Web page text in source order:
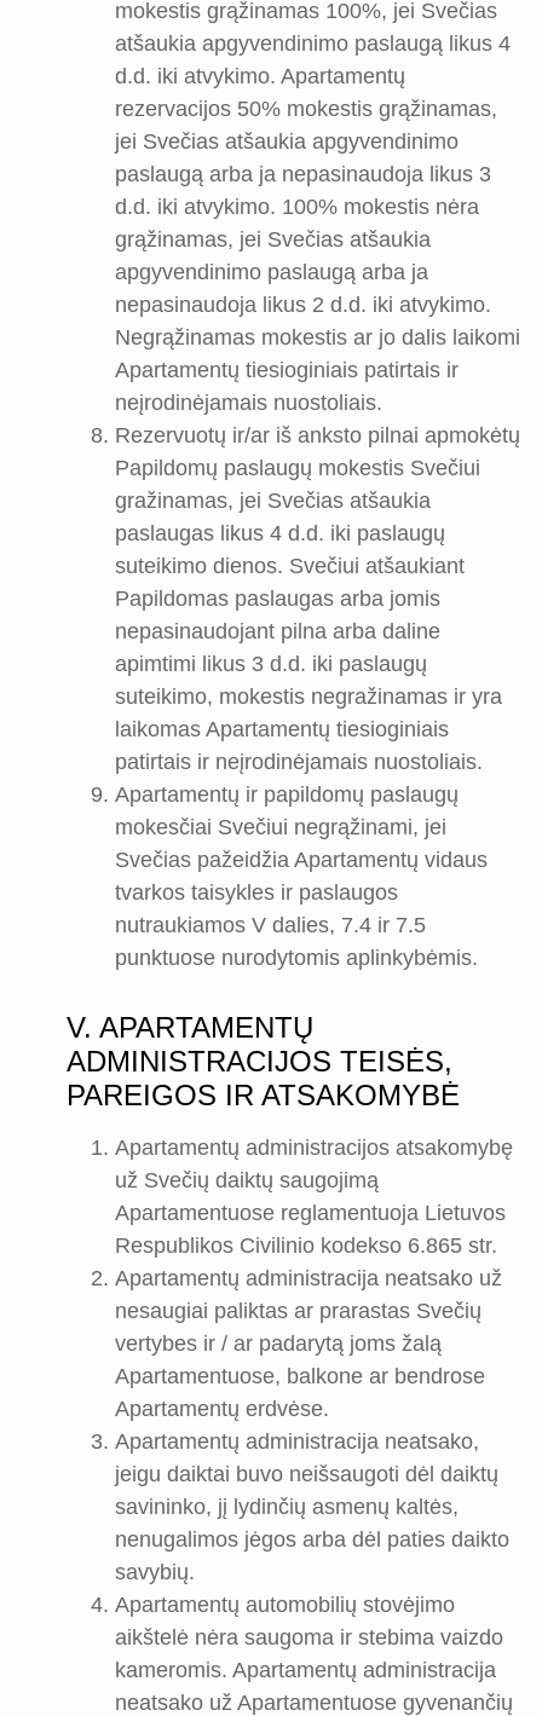
mokestis grąžinamas 100%, jei Svečias
atšaukia apgyvendinimo paslaugą likus 4
d.d. iki atvykimo. Apartamentų
rezervacijos 50% mokestis grąžinamas,
jei Svečias atšaukia apgyvendinimo
paslaugą arba ja nepasinaudoja likus 3
d.d. iki atvykimo. 100% mokestis nėra
grąžinamas, jei Svečias atšaukia
apgyvendinimo paslaugą arba ja
nepasinaudoja likus 2 d.d. iki atvykimo.
Negrąžinamas mokestis ar jo dalis laikomi
Apartamentų tiesioginiais patirtais ir
neįrodinėjamais nuostoliais.
Rezervuotų ir/ar iš anksto pilnai apmokėtų
Papildomų paslaugų mokestis Svečiui
gražinamas, jei Svečias atšaukia
paslaugas likus 4 d.d. iki paslaugų
suteikimo dienos. Svečiui atšaukiant
Papildomas paslaugas arba jomis
nepasinaudojant pilna arba daline
apimtimi likus 3 d.d. iki paslaugų
suteikimo, mokestis negražinamas ir yra
laikomas Apartamentų tiesioginiais
patirtais ir neįrodinėjamais nuostoliais.
Apartamentų ir papildomų paslaugų
mokesčiai Svečiui negrąžinami, jei
Svečias pažeidžia Apartamentų vidaus
tvarkos taisykles ir paslaugos
nutraukiamos V dalies, 7.4 ir 7.5
punktuose nurodytomis aplinkybėmis.
V. APARTAMENTŲ
ADMINISTRACIJOS TEISĖS,
PAREIGOS IR ATSAKOMYBĖ
Apartamentų administracijos atsakomybę
už Svečių daiktų saugojimą
Apartamentuose reglamentuoja Lietuvos
Respublikos Civilinio kodekso 6.865 str.
Apartamentų administracija neatsako už
nesaugiai paliktas ar prarastas Svečių
vertybes ir / ar padarytą joms žalą
Apartamentuose, balkone ar bendrose
Apartamentų erdvėse.
Apartamentų administracija neatsako,
jeigu daiktai buvo neišsaugoti dėl daiktų
savininko, jį lydinčių asmenų kaltės,
nenugalimos jėgos arba dėl paties daikto
savybių.
Apartamentų automobilių stovėjimo
aikštelė nėra saugoma ir stebima vaizdo
kameromis. Apartamentų administracija
neatsako už Apartamentuose gyvenančių